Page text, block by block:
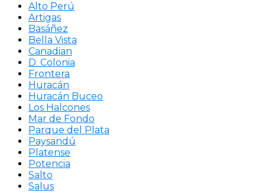
Alto Perú
Artigas
Basáñez
Bella Vista
Canadian
D. Colonia
Frontera
Huracán
Huracán Buceo
Los Halcones
Mar de Fondo
Parque del Plata
Paysandú
Platense
Potencia
Salto
Salus